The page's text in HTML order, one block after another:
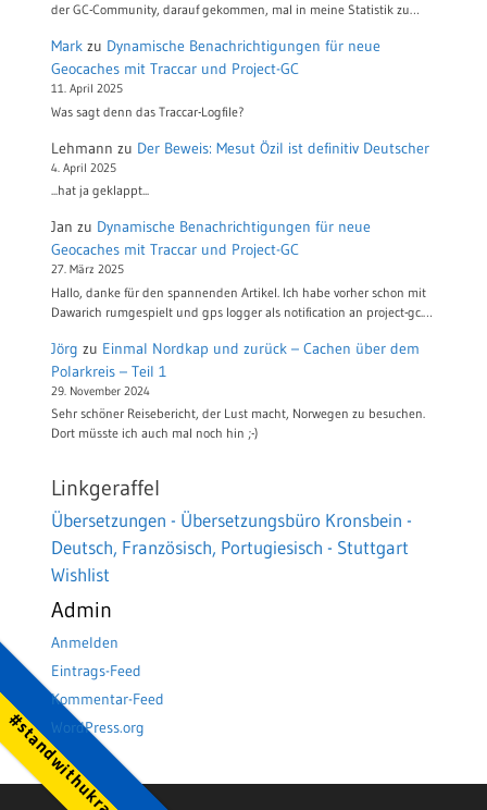
#standwithukraine
der GC-Community, darauf gekommen, mal in meine Statistik zu…
Mark zu Dynamische Benachrichtigungen für neue
Geocaches mit Traccar und Project-GC
11. April 2025
Was sagt denn das Traccar-Logfile?
Lehmann zu Der Beweis: Mesut Özil ist definitiv Deutscher
4. April 2025
...hat ja geklappt...
Jan zu Dynamische Benachrichtigungen für neue
Geocaches mit Traccar und Project-GC
27. März 2025
Hallo, danke für den spannenden Artikel. Ich habe vorher schon mit
Dawarich rumgespielt und gps logger als notification an project-gc.…
Jörg zu Einmal Nordkap und zurück – Cachen über dem
Polarkreis – Teil 1
29. November 2024
Sehr schöner Reisebericht, der Lust macht, Norwegen zu besuchen.
Dort müsste ich auch mal noch hin ;-)
Linkgeraffel
Übersetzungen - Übersetzungsbüro Kronsbein -
Deutsch, Französisch, Portugiesisch - Stuttgart
Wishlist
Admin
Anmelden
Eintrags-Feed
Kommentar-Feed
WordPress.org